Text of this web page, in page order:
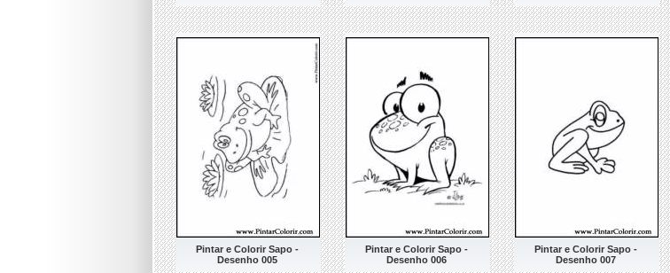
Pintar e Colorir Sapo -
Desenho 005
Pintar e Colorir Sapo -
Desenho 006
Pintar e Colorir Sapo -
Desenho 007